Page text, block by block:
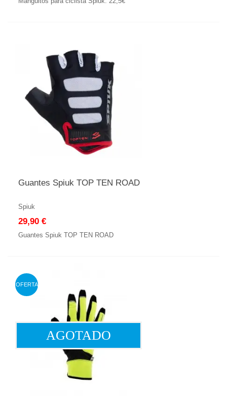
Guantes Spiuk TOP TEN ROAD
Spiuk
29,90 €
Guantes Spiuk TOP TEN ROAD
OFERTA
AGOTADO